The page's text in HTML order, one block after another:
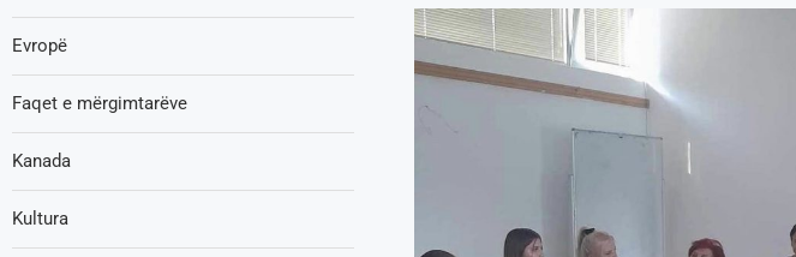
Evropë
Faqet e mërgimtarëve
Kanada
Kultura